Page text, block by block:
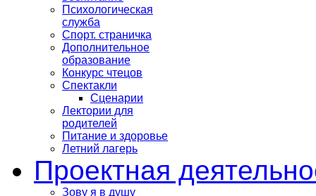
Психологическая
служба
Спорт. страничка
Дополнительное
образование
Конкурс чтецов
Спектакли
Сценарии
Лектории для
родителей
Питание и здоровье
Летний лагерь
Проектная
Зову я в душу